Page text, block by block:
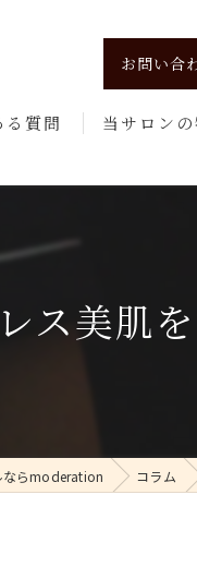
お問い合
る質問 当サロン
美肌
ス美肌
ならmoderation コラム